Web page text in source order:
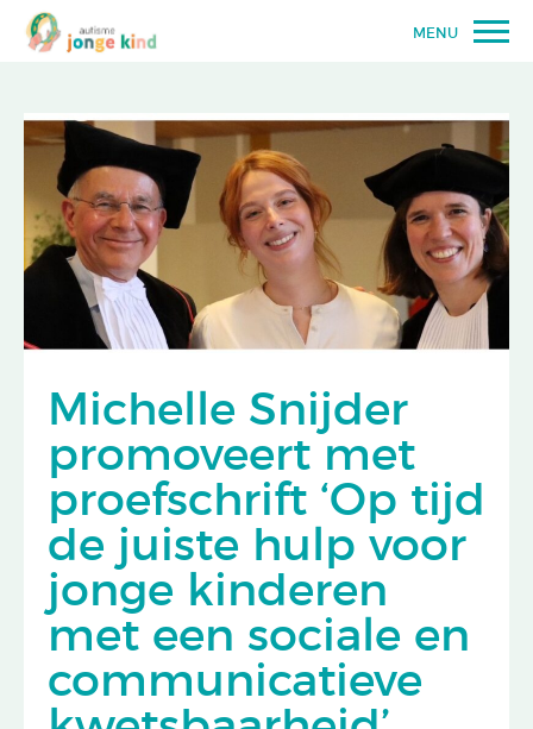
MENU
Michelle Snijder
promoveert met
proefschrift ‘Op tijd
de juiste hulp voor
jonge kinderen
met een sociale en
communicatieve